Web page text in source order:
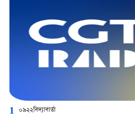
1 ০৯২২বিদ্যাবার্তা